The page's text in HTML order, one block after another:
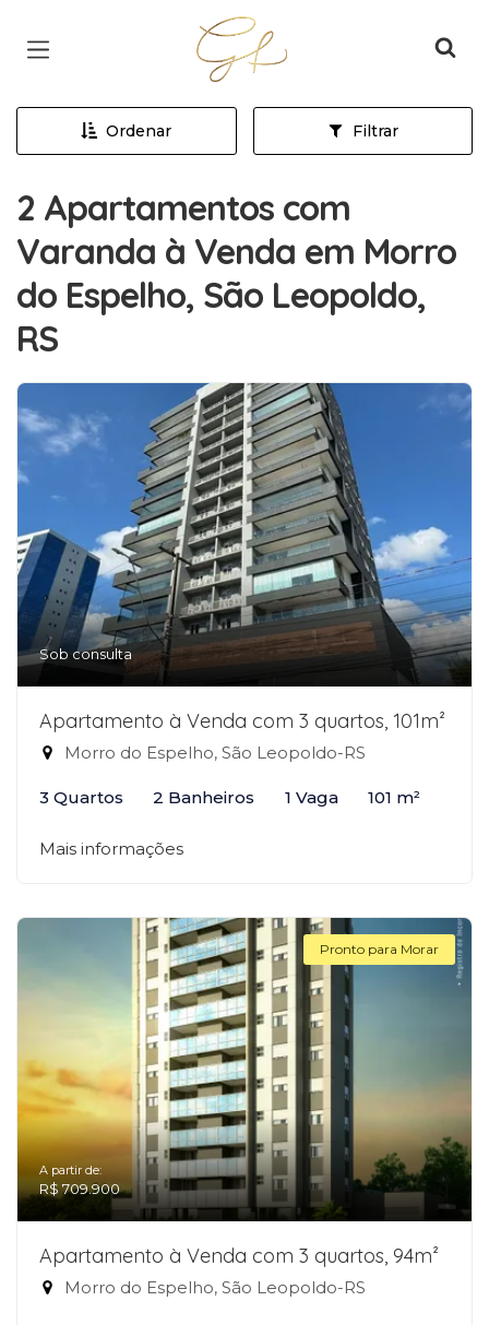
Página inicial
Ordenar Filtrar
2 Apartamentos com
Varanda à Venda em Morro
do Espelho, São Leopoldo,
RS
Sob consulta
Apartamento à Venda com 3 quartos, 101m²
Morro do Espelho, São Leopoldo-RS
3 Quartos 2 Banheiros 1 Vaga 101 m²
Mais informações
Pronto para Morar
A partir de:
R$ 709.900
Apartamento à Venda com 3 quartos, 94m²
Morro do Espelho, São Leopoldo-RS